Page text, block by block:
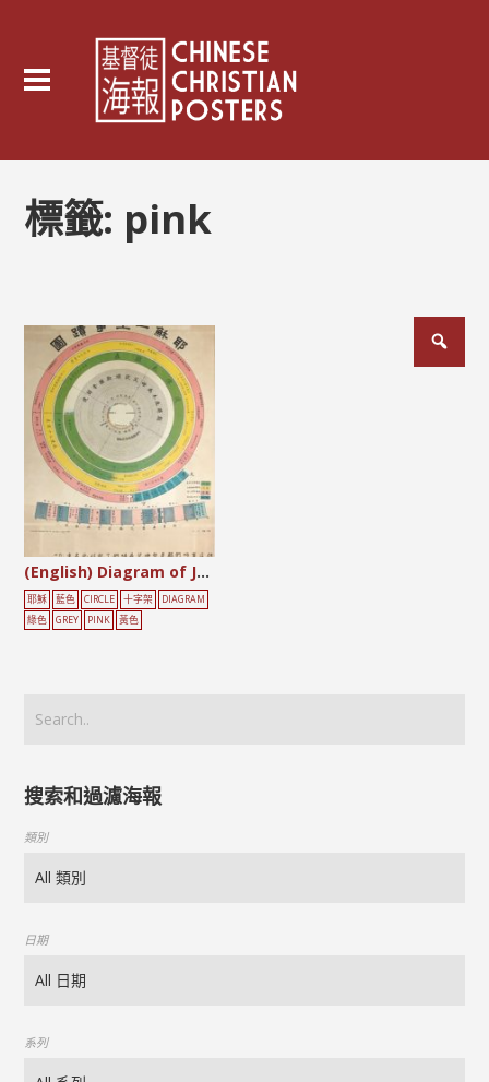
標籤: pink
(English) Diagram of Jesus’ Life
耶穌 藍色 CIRCLE 十字架
DIAGRAM
綠色
GREY PINK 黃色
搜索和過濾海報
類別
日期
系列